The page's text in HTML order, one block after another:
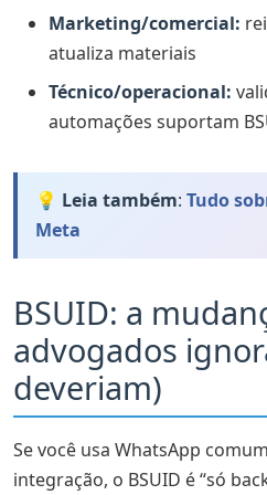
Marketing/comercial:
atualiza materiais
Técnico/operacional:
automações suportam
💡 Leia também: Tudo
Meta
BSUID: a
advogados
deveriam)
Se você usa WhatsApp
integração, o BSUID é “só